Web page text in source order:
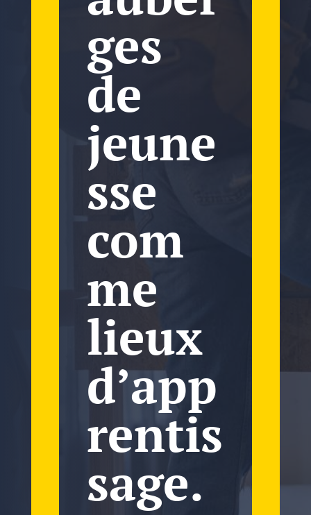
ges
de
jeune
sse
com
me
lieux
d’app
rentis
sage.